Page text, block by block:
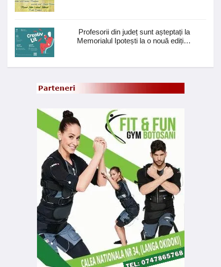
Profesorii din județ sunt așteptați la
Memorialul Ipotești la o nouă ediți…